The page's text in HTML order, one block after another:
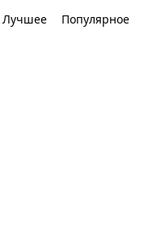
Лучшее Популярное